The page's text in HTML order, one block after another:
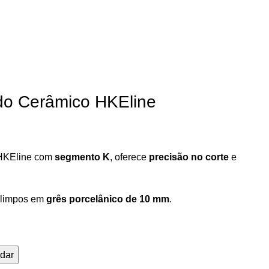
Cerâmico HKEline
com segmento K, oferece precisão no corte e
em grês porcelânico de 10 mm.